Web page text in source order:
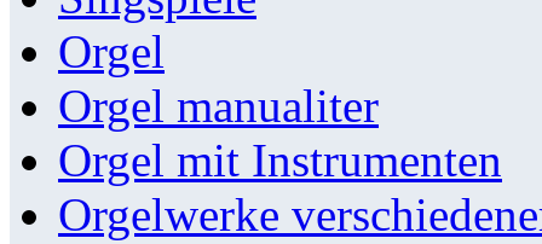
Orgel
Orgel manualiter
Orgel mit Instrumenten
Orgelwerke